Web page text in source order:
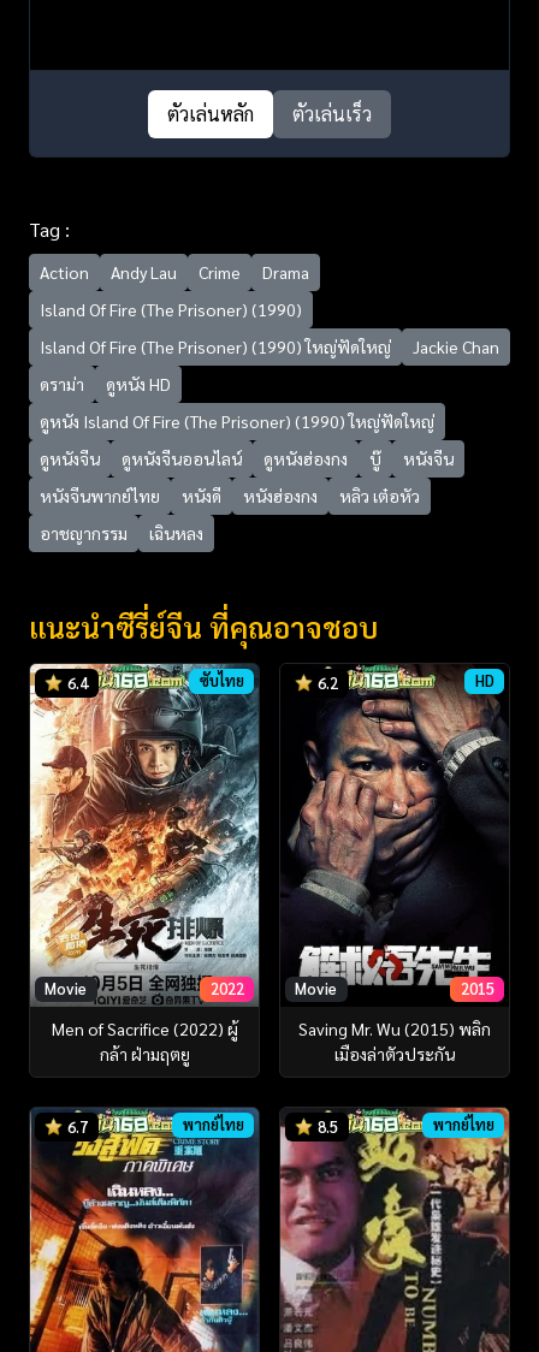
ตัวเล่นหลัก ตัวเล่นเร็ว
Tag :
Action Andy Lau Crime
Drama
Island Of Fire (The Prisoner) (1990)
Island Of Fire (The Prisoner) (1990) ใหญ่ฟัดใหญ่
Jackie Chan
ดราม่า
ดูหนัง HD
ดูหนัง Island Of Fire (The Prisoner) (1990) ใหญ่ฟัดใหญ่
ดูหนังจีน
ดูหนังจีนออนไลน์ ดูหนังฮ่องกง บู๊
หนังจีน
หนังจีนพากย์ไทย
หนังดี หนังฮ่องกง
หลิว เต๋อหัว
อาชญากรรม
เฉินหลง
แนะนำซีรี่ย์จีน ที่คุณอาจชอบ
6.4 ซับไทย
Movie 2022
Men of Sacrifice (2022) ผู้
กล้า ฝ่ามฤตยู
6.2 HD
Movie 2015
Saving Mr. Wu (2015) พลิก
เมืองล่าตัวประกัน
6.7 พากย์ไทย 8.5 พากย์ไทย